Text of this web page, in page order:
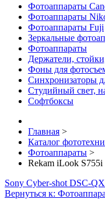
Фотоаппараты
Фотоаппараты
Фотоаппараты Fuji
Зеркальные
Фотоаппараты
Держатели,
Фоны для
Синхронизаторы
Студийный свет,
Софтбоксы
Главная >
Каталог
Фотоаппараты >
Rekam iLook
Sony Cyber-shot DSC-
Вернуться к: